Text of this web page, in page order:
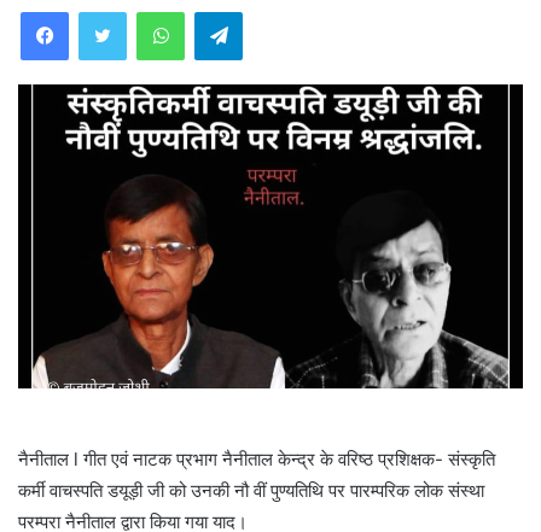
WhatsAppTelegram
नैनीताल l गीत एवं नाटक प्रभाग नैनीताल केन्द्र के वरिष्ठ प्रशिक्षक- संस्कृति
कर्मी वाचस्पति डयूड़ी जी को उनकी नौ वीं पुण्यतिथि पर पारम्परिक लोक संस्था
परम्परा नैनीताल द्वारा किया गया याद।